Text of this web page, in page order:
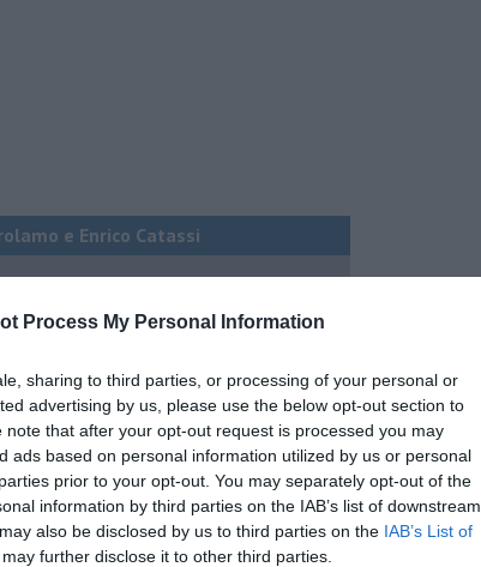
Process My Personal Information
sharing to third parties, or processing of your personal or
advertising by us, please use the below opt-out section to
that after your opt-out request is processed you may
ads based on personal information utilized by us or personal
prior to your opt-out. You may separately opt-out of the
information by third parties on the IAB’s list of downstream
also be disclosed by us to third parties on the IAB’s List of
further disclose it to other third parties.
e Enrico Catassi
2023